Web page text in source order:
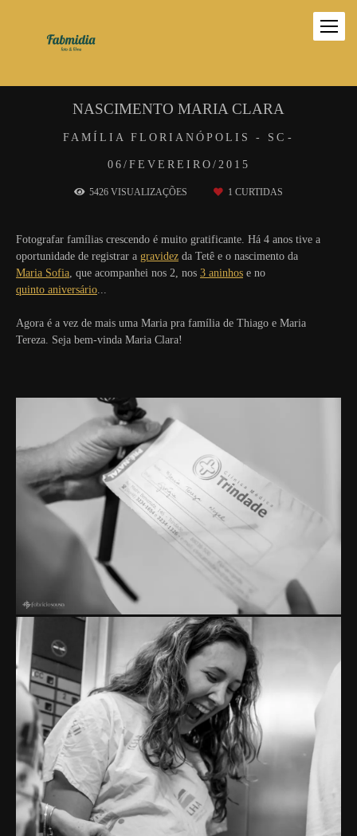
FAMÍLIA FLORIANÓPOLIS - SC
06/FEVEREIRO/2015
NASCIMENTO MARIA CLARA
5426 VISUALIZAÇÕES 1 CURTIDAS
Fotografar famílias crescendo é muito gratificante. Há 4 anos tive a
oportunidade de registrar a gravidez da Tetê e o nascimento da
Maria Sofia, que acompanhei nos 2, nos 3 aninhos e no
quinto aniversário...
Agora é a vez de mais uma Maria pra família de Thiago e Maria
Tereza. Seja bem-vinda Maria Clara!